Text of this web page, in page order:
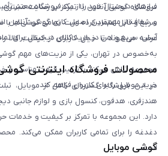
نیازهای دیجیتال خود را از یک فروشگاه معتبر
و شفاف از مهم‌ترین اصول کاری گوشی آنلاین
آسان، سریع و امن در خرید کالای دیجیتال برای
فروشگاه گوشی آنلاین با تمرکز بر رضایت مشتری،
سریع و قابل اعتماد کرده است. تمامی گوشی‌ها با
عرضه می‌شوند تا خیال کاربران از کیفیت کالا
به‌خصوص در تهران، یکی از مزیت‌های مهم گوشی
مجموعه تلاش می‌کند با ترکیب قیمت مناسب و
خرید موبایل را برای کاربران فراهم کند.
محصولات فروشگاه اینترنتی
در این فروشگاه گستره‌ای کامل از موبایل،
هندزفری، هدفون، کنسول بازی و لوازم جانبی
دارد. این مجموعه با تمرکز بر کیفیت و خدمات
دغدغه را برای تمامی کاربران ممکن می‌کند.
است:
گوشی موبایل